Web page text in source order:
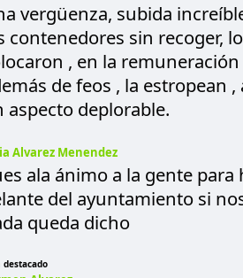
vergüenza, subida
contenedores sin recoger,
, en la
de feos , la estropean
aspecto deplorable.
Alvarez Menendez
ala ánimo a la gente
del ayuntamiento si
queda dicho
destacado